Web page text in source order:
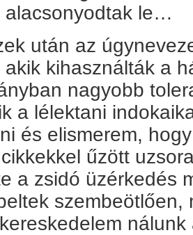
alacsonyodtak le…
után az
akik kihasználták a
nagyobb
a lélektani
és elismerem,
űzött
a zsidó üzérkedés
szembeötlően,
nálunk